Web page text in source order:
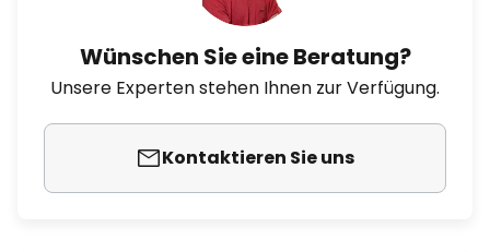
Wünschen Sie eine Beratung?
Unsere Experten stehen Ihnen zur Verfügung.
Kontaktieren Sie uns